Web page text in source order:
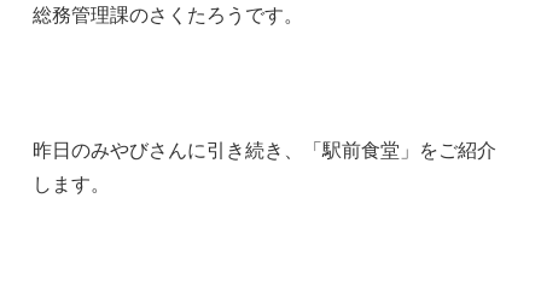
総務管理課のさくたろうです。
昨日のみやびさんに引き続き、「駅前食堂」をご紹介
します。